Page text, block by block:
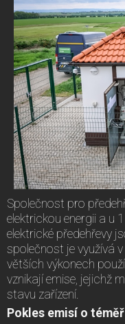
Společnost pro
elektrickou energii a u
elektrické předehřevy
společnost je využívá
větších výkonech
vznikají emise, jejichž
stavu zařízení.
Pokles emisí o